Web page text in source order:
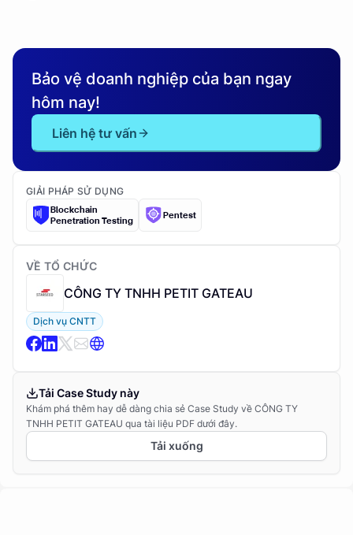
GIẢI PHÁP SỬ DỤNG
Blockchain
Penetration Testing
Pentest
VỀ TỔ CHỨC
CÔNG TY TNHH PETIT GATEAU
Dịch vụ CNTT
Tải Case Study này
Khám phá thêm hay dễ dàng chia sẻ Case Study về CÔNG TY
TNHH PETIT GATEAU qua tài liệu PDF dưới đây.
Tải xuống
Bảo vệ doanh nghiệp của bạn ngay
hôm nay!
Liên hệ tư vấn